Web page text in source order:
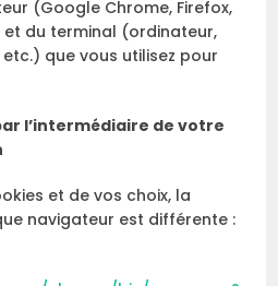
(Google Chrome, Firefox,
et du terminal (ordinateur,
que vous utilisez pour
l’intermédiaire de votre
et de vos choix, la
navigateur est différente :